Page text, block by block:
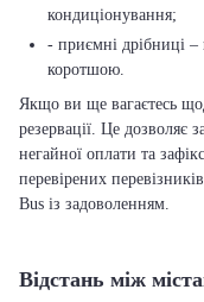
кондиціонування;
- приємні дрібниці –
коротшою.
Якщо ви ще вагаєтесь
резервації. Це дозволяє
негайної оплати та
перевірених
Bus із задоволенням.
Відстань між